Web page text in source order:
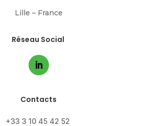
Lille – France
Réseau Social
Contacts
+33 3 10 45 42 52